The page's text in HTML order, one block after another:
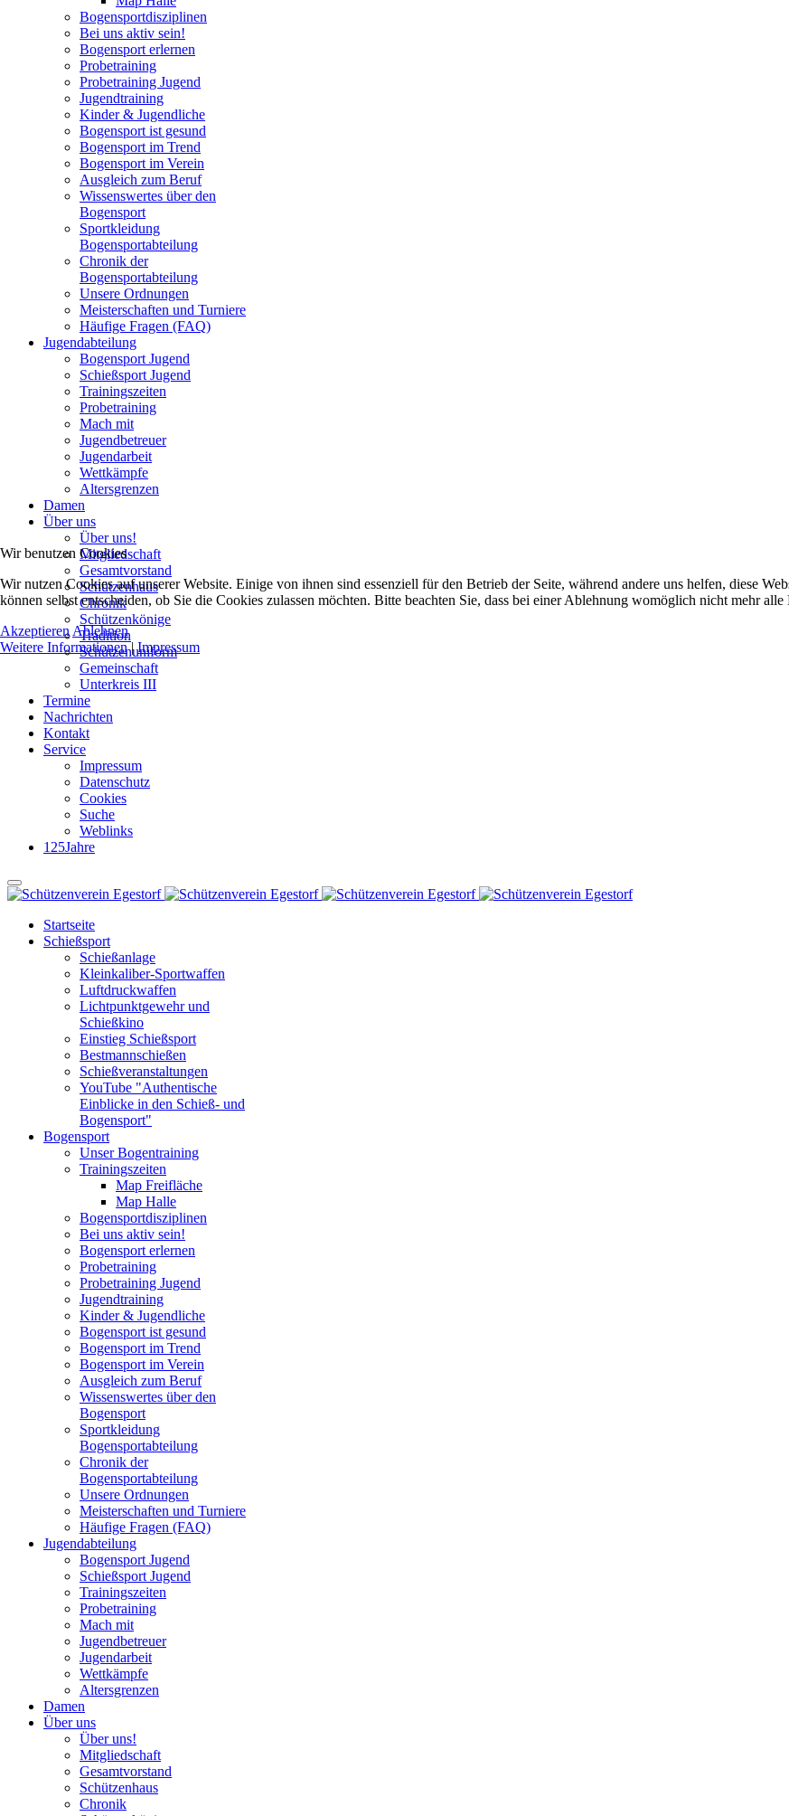
Bogensportdisziplinen
Bei uns aktiv sein!
Bogensport erlernen
Probetraining
Probetraining Jugend
Jugendtraining
Kinder & Jugendliche
Bogensport ist gesund
Bogensport im Trend
Bogensport im Verein
Ausgleich zum Beruf
Wissenswertes über den
Bogensport
Sportkleidung
Bogensportabteilung
Chronik der
Bogensportabteilung
Unsere Ordnungen
Meisterschaften und Turniere
Häufige Fragen (FAQ)
Jugendabteilung
Bogensport Jugend
Schießsport Jugend
Trainingszeiten
Probetraining
Mach mit
Jugendbetreuer
Jugendarbeit
Wettkämpfe
Altersgrenzen
Damen
Über uns
Über uns!
Mitgliedschaft
Gesamtvorstand
Schützenhaus
Chronik
Schützenkönige
Tradition
Schützenuniform
Gemeinschaft
Unterkreis III
Termine
Nachrichten
Kontakt
Service
Impressum
Datenschutz
Cookies
Suche
Weblinks
125Jahre
Startseite
Schießsport
Schießanlage
Kleinkaliber-Sportwaffen
Luftdruckwaffen
Lichtpunktgewehr und
Schießkino
Einstieg Schießsport
Bestmannschießen
Schießveranstaltungen
YouTube "Authentische
Einblicke in den Schieß- und
Bogensport"
Bogensport
Unser Bogentraining
Trainingszeiten
Map Freifläche
Map Halle
Bogensportdisziplinen
Bei uns aktiv sein!
Bogensport erlernen
Probetraining
Probetraining Jugend
Jugendtraining
Kinder & Jugendliche
Bogensport ist gesund
Bogensport im Trend
Bogensport im Verein
Ausgleich zum Beruf
Wissenswertes über den
Bogensport
Sportkleidung
Bogensportabteilung
Chronik der
Bogensportabteilung
Unsere Ordnungen
Meisterschaften und Turniere
Häufige Fragen (FAQ)
Jugendabteilung
Bogensport Jugend
Schießsport Jugend
Trainingszeiten
Probetraining
Mach mit
Jugendbetreuer
Jugendarbeit
Wettkämpfe
Altersgrenzen
Damen
Über uns
Über uns!
Mitgliedschaft
Gesamtvorstand
Schützenhaus
Chronik
Wir benutzen Cookies
Wir nutzen Cookies auf unserer Website. Einige von ihnen sind essenziell für den Betrieb der Seite, während andere uns helfen, diese
können selbst entscheiden, ob Sie die Cookies zulassen möchten. Bitte beachten Sie, dass bei einer Ablehnung womöglich nicht mehr
Akzeptieren Ablehnen
Weitere Informationen|Impressum